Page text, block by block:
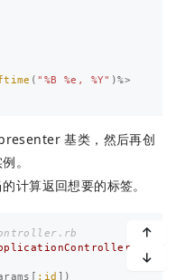
( "%B %e, %Y" )%>
基类，然后再创
。
计算返回想要的标签。
:id ])